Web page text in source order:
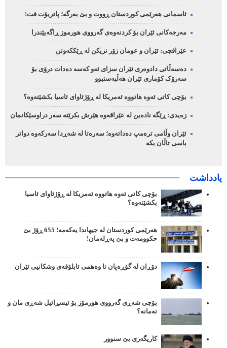
ئاسمانی هەرێمی کوردستان ڕووت و بێ بەرگە؛ پاتریۆت فت!
مەرجەکانی ئێران بۆ کردنەوەی گەرووی هورموز ڕاگەیێندرا
عێراقچی: ئێران و عومان زۆر نزیکن لە ڕێککەوتن
دەسەڵاتی دادوەری ئێران سزای ئەو کەسە دەدات درۆی بۆ
سەرۆک کۆماری ئێران هەڵبەستبوو
بۆچی کاتی ئەوە هاتووە ئەمریکا لە ڕۆژئاوای ئاسیا بکشێتەوە؟
زەیدی: ڕێگە نادەین لە عێراقەوە هێرش بکرێتە سەر دراوسێکانمان
ئێران وڵامی ترەمپ دەداتەوە؛ سەرەتا لە شەڕدا سەرکەوە دواتر
باسی تاڵان بکە
یادداشت
بۆچی کاتی ئەوە هاتووە ئەمریکا لە ڕۆژئاوای ئاسیا
بکشێتەوە؟
هەرێمی کوردستان لە جیهاندا یەکەمە؛ 655 ڕۆژ بێ
حکوومەت و بێ پەڕلەمان!
دۆڕان لە گۆڕەپان تا وەهمی ئابلۆقەی وشکانیی ئێران
بۆچی شەڕی گەرووی هورمۆز بۆ ئیسڕائیل شەڕی مان و
نەمانە؟
کاریگەری بێ سنوور